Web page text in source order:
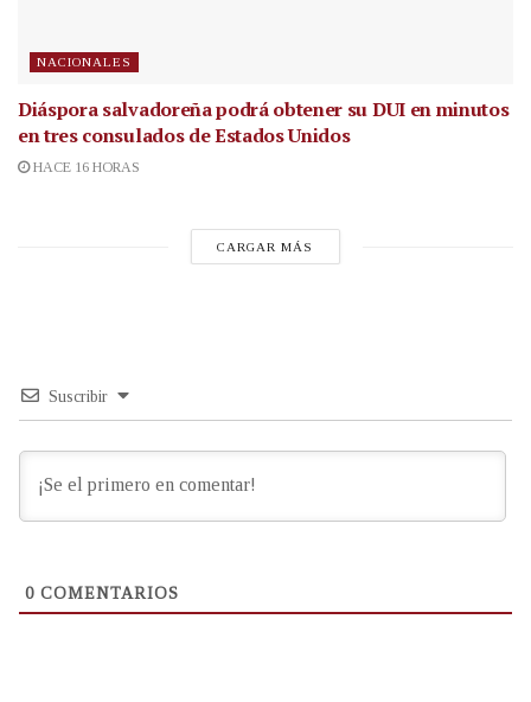
NACIONALES
Diáspora salvadoreña podrá obtener su DUI en minutos
en tres consulados de Estados Unidos
HACE 16 HORAS
CARGAR MÁS
Suscribir
0 COMENTARIOS